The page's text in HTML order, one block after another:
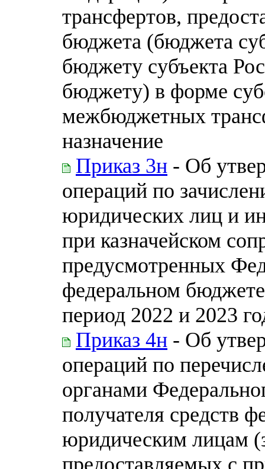
трансфертов,
бюджета (бюджета
бюджету субъекта
бюджету) в форме
межбюджетных
назначение
Приказ 3н - Об
операций по
юридических лиц и
при казначейском
предусмотренных
федеральном
период 2022 и 2023
Приказ 4н - Об
операций по
органами
получателя средств
юридическим лицам
предоставляемых с